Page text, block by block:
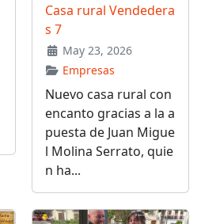
Casa rural Vendedera
s 7
May 23, 2026
Empresas
Nuevo casa rural con
encanto gracias a la a
puesta de Juan Migue
l Molina Serrato, quie
n ha...